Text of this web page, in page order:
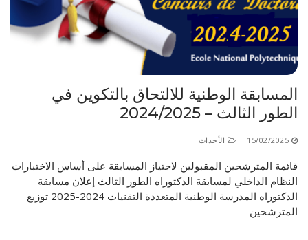
المسابقة الوطنية للالتحاق بالتكوين في
الطور الثالث – 2024/2025
15/02/2025 الأحداث
قائمة المترشحين المقبولين لاجتياز المسابقة على أساس الاختبارات
النظام الداخلي لمسابقة الدكتوراه الطور الثالث إعلان مسابقة
الدكتوراه المدرسة الوطنية المتعددة التقنيات 2024-2025 توزيع
المترشحين